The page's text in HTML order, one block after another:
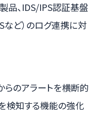
品、IDS/IPS認証基盤
など）のログ連携に対
らのアラートを横断的
検知する機能の強化